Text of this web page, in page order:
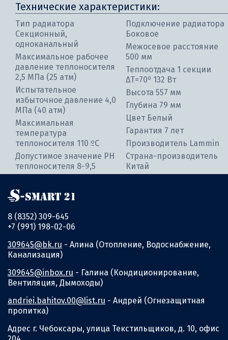
Технические характеристики:
Тип радиатора
Секционный,
одноканальный
Максимальное рабочее
давление теплоносителя
2,5 МПа (25 атм)
Испытательное
избыточное давление 4,0
МПа (40 атм)
Максимальная
температура
теплоносителя 110 ºC
Допустимое значение PH
теплоносителя 8-9,5
Подключение радиатора
Боковое
Межосевое расстояние
500 мм
Теплоотдача 1 секции
ΔT=70⁰ 132 Вт
Высота 557 мм
Глубина 79 мм
Цвет Белый
Гарантия 7 лет
Производитель Lammin
Страна-производитель
Китай
8 (8352) 309-645
+7 (991) 198-02-06
309645@bk.ru - Алина (Отопление, Водоснабжение,
Канализация)
309645@inbox.ru - Галина (Кондиционирование,
Вентиляция, Дымоходы)
andriei.bahitov.00@list.ru - Андрей (Огнезащитная
пропитка)
Адрес г. Чебоксары, улица Текстильщиков, д. 10, офис